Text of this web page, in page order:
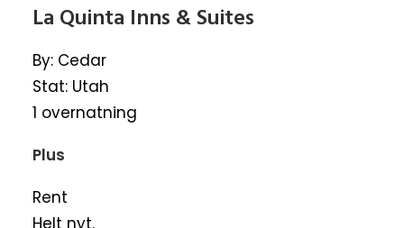
La Quinta Inns & Suites
By: Cedar
Stat: Utah
1 overnatning
Plus
Rent
Helt nyt.